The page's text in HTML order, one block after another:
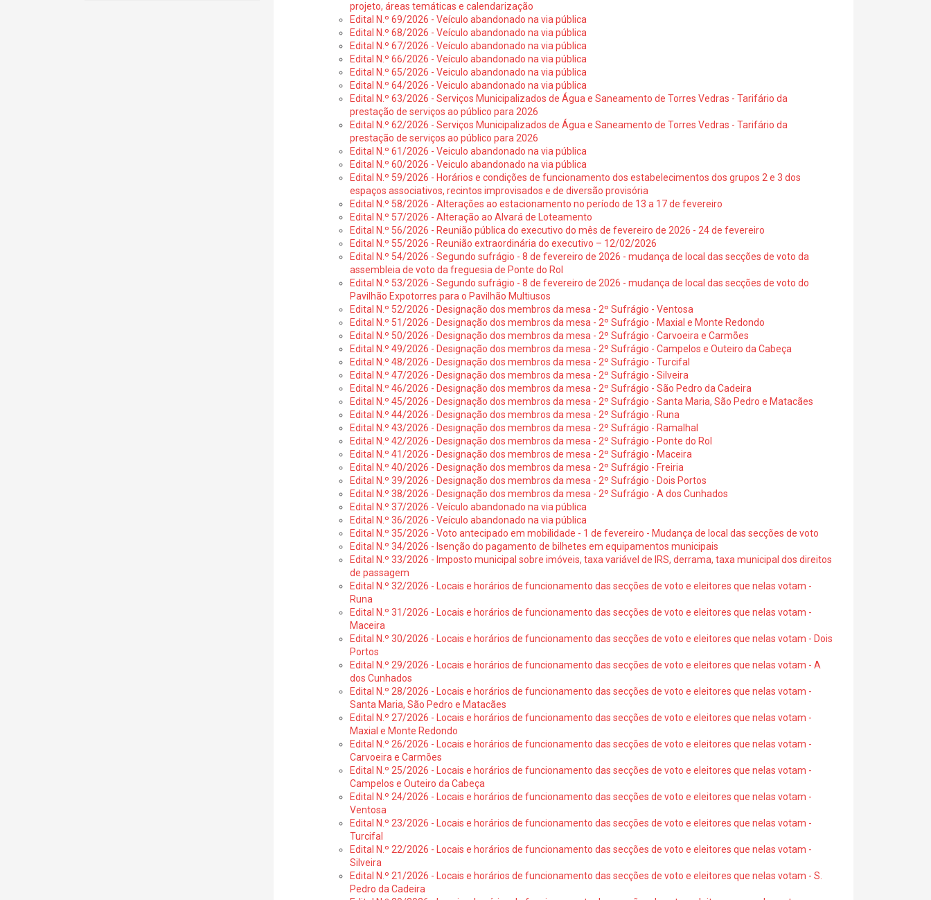
projeto, áreas temáticas e calendarização
Edital N.º 69/2026 - Veículo abandonado na via pública
Edital N.º 68/2026 - Veículo abandonado na via pública
Edital N.º 67/2026 - Veículo abandonado na via pública
Edital N.º 66/2026 - Veículo abandonado na via pública
Edital N.º 65/2026 - Veiculo abandonado na via pública
Edital N.º 64/2026 - Veiculo abandonado na via pública
Edital N.º 63/2026 - Serviços Municipalizados de Água e Saneamento de Torres Vedras - Tarifário da
prestação de serviços ao público para 2026
Edital N.º 62/2026 - Serviços Municipalizados de Água e Saneamento de Torres Vedras - Tarifário da
prestação de serviços ao público para 2026
Edital N.º 61/2026 - Veiculo abandonado na via pública
Edital N.º 60/2026 - Veiculo abandonado na via pública
Edital N.º 59/2026 - Horários e condições de funcionamento dos estabelecimentos dos grupos 2 e 3 dos
espaços associativos, recintos improvisados e de diversão provisória
Edital N.º 58/2026 - Alterações ao estacionamento no período de 13 a 17 de fevereiro
Edital N.º 57/2026 - Alteração ao Alvará de Loteamento
Edital N.º 56/2026 - Reunião pública do executivo do mês de fevereiro de 2026 - 24 de fevereiro
Edital N.º 55/2026 - Reunião extraordinária do executivo – 12/02/2026
Edital N.º 54/2026 - Segundo sufrágio - 8 de fevereiro de 2026 - mudança de local das secções de voto da
assembleia de voto da freguesia de Ponte do Rol
Edital N.º 53/2026 - Segundo sufrágio - 8 de fevereiro de 2026 - mudança de local das secções de voto do
Pavilhão Expotorres para o Pavilhão Multiusos
Edital N.º 52/2026 - Designação dos membros da mesa - 2º Sufrágio - Ventosa
Edital N.º 51/2026 - Designação dos membros da mesa - 2º Sufrágio - Maxial e Monte Redondo
Edital N.º 50/2026 - Designação dos membros da mesa - 2º Sufrágio - Carvoeira e Carmões
Edital N.º 49/2026 - Designação dos membros da mesa - 2º Sufrágio - Campelos e Outeiro da Cabeça
Edital N.º 48/2026 - Designação dos membros da mesa - 2º Sufrágio - Turcifal
Edital N.º 47/2026 - Designação dos membros da mesa - 2º Sufrágio - Silveira
Edital N.º 46/2026 - Designação dos membros da mesa - 2º Sufrágio - São Pedro da Cadeira
Edital N.º 45/2026 - Designação dos membros da mesa - 2º Sufrágio - Santa Maria, São Pedro e Matacães
Edital N.º 44/2026 - Designação dos membros da mesa - 2º Sufrágio - Runa
Edital N.º 43/2026 - Designação dos membros da mesa - 2º Sufrágio - Ramalhal
Edital N.º 42/2026 - Designação dos membros da mesa - 2º Sufrágio - Ponte do Rol
Edital N.º 41/2026 - Designação dos membros de mesa - 2º Sufrágio - Maceira
Edital N.º 40/2026 - Designação dos membros da mesa - 2º Sufrágio - Freiria
Edital N.º 39/2026 - Designação dos membros da mesa - 2º Sufrágio - Dois Portos
Edital N.º 38/2026 - Designação dos membros da mesa - 2º Sufrágio - A dos Cunhados
Edital N.º 37/2026 - Veículo abandonado na via pública
Edital N.º 36/2026 - Veículo abandonado na via pública
Edital N.º 35/2026 - Voto antecipado em mobilidade - 1 de fevereiro - Mudança de local das secções de voto
Edital N.º 34/2026 - Isenção do pagamento de bilhetes em equipamentos municipais
Edital N.º 33/2026 - Imposto municipal sobre imóveis, taxa variável de IRS, derrama, taxa municipal dos direitos
de passagem
Edital N.º 32/2026 - Locais e horários de funcionamento das secções de voto e eleitores que nelas votam -
Runa
Edital N.º 31/2026 - Locais e horários de funcionamento das secções de voto e eleitores que nelas votam -
Maceira
Edital N.º 30/2026 - Locais e horários de funcionamento das secções de voto e eleitores que nelas votam - Dois
Portos
Edital N.º 29/2026 - Locais e horários de funcionamento das secções de voto e eleitores que nelas votam - A
dos Cunhados
Edital N.º 28/2026 - Locais e horários de funcionamento das secções de voto e eleitores que nelas votam -
Santa Maria, São Pedro e Matacães
Edital N.º 27/2026 - Locais e horários de funcionamento das secções de voto e eleitores que nelas votam -
Maxial e Monte Redondo
Edital N.º 26/2026 - Locais e horários de funcionamento das secções de voto e eleitores que nelas votam -
Carvoeira e Carmões
Edital N.º 25/2026 - Locais e horários de funcionamento das secções de voto e eleitores que nelas votam -
Campelos e Outeiro da Cabeça
Edital N.º 24/2026 - Locais e horários de funcionamento das secções de voto e eleitores que nelas votam -
Ventosa
Edital N.º 23/2026 - Locais e horários de funcionamento das secções de voto e eleitores que nelas votam -
Turcifal
Edital N.º 22/2026 - Locais e horários de funcionamento das secções de voto e eleitores que nelas votam -
Silveira
Edital N.º 21/2026 - Locais e horários de funcionamento das secções de voto e eleitores que nelas votam - S.
Pedro da Cadeira